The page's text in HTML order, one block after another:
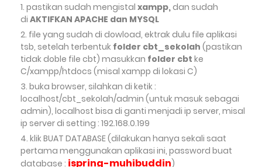
pastikan sudah mengistal xampp,dan sudah
di AKTIFKAN APACHE dan MYSQL
file yang sudah di dowload, ektrak dulu file aplikasi
tsb, setelah terbentuk folder cbt_sekolah (pastikan
tidak doble file cbt) masukkan folder cbt ke
C/xampp/htdocs (misal xampp di lokasi C)
buka browser, silahkan di ketik :
localhost/cbt_sekolah/admin (untuk masuk sebagai
admin), localhost bisa di ganti menjadi ip server, misal
ip server di setting : 192.168.0.199
klik BUAT DATABASE (dilakukan hanya sekali saat
pertama menggunakan aplikasi ini, password buat
database : ispring-muhibuddin)